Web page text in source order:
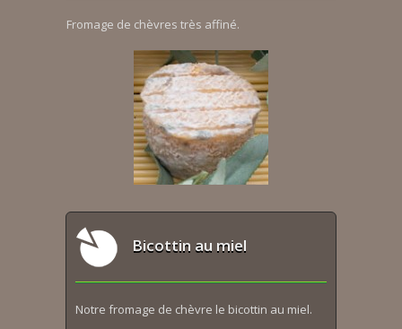
Fromage de chèvres très affiné.
Bicottin au miel
Notre fromage de chèvre le bicottin au miel.